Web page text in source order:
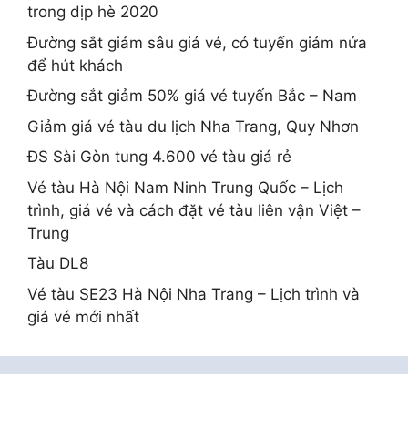
trong dịp hè 2020
Đường sắt giảm sâu giá vé, có tuyến giảm nửa
để hút khách
Đường sắt giảm 50% giá vé tuyến Bắc – Nam
Giảm giá vé tàu du lịch Nha Trang, Quy Nhơn
ĐS Sài Gòn tung 4.600 vé tàu giá rẻ
Vé tàu Hà Nội Nam Ninh Trung Quốc – Lịch
trình, giá vé và cách đặt vé tàu liên vận Việt –
Trung
Tàu DL8
Vé tàu SE23 Hà Nội Nha Trang – Lịch trình và
giá vé mới nhất